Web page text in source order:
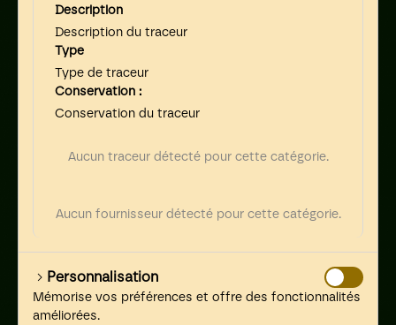
Description
Description du traceur
Type
Type de traceur
Conservation :
Conservation du traceur
Aucun traceur détecté pour cette catégorie.
Aucun fournisseur détecté pour cette catégorie.
Personnalisation
Mémorise vos préférences et offre des fonctionnalités
améliorées.